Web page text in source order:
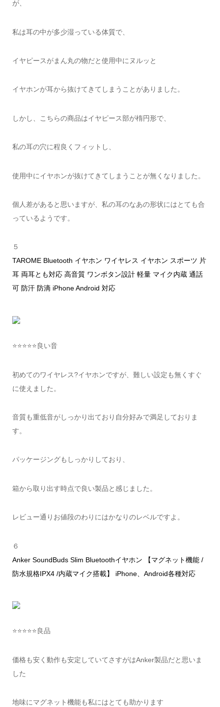
が、
私は耳の中が多少湿っている体質で、
イヤピースがまん丸の物だと使用中にヌルッと
イヤホンが耳から抜けてきてしまうことがありました。
しかし、こちらの商品はイヤピース部が楕円形で、
私の耳の穴に程良くフィットし、
使用中にイヤホンが抜けてきてしまうことが無くなりました。
個人差があると思いますが、私の耳のなあの形状にはとても合
っているようです。
５
TAROME Bluetooth イヤホン ワイヤレス イヤホン スポーツ 片
耳 両耳とも対応 高音質 ワンボタン設計 軽量 マイク内蔵 通話
可 防汗 防滴 iPhone Android 対応
⭐️⭐️⭐️⭐️⭐️良い音
初めてのワイヤレス?イヤホンですが、難しい設定も無くすぐ
に使えました。
音質も重低音がしっかり出ており自分好みで満足しておりま
す。
パッケージングもしっかりしており、
箱から取り出す時点で良い製品と感じました。
レビュー通りお値段のわりにはかなりのレベルですよ。
６
Anker SoundBuds Slim Bluetoothイヤホン 【マグネット機能 /
防水規格IPX4 /内蔵マイク搭載】 iPhone、Android各種対応
⭐️⭐️⭐️⭐️⭐️良品
価格も安く動作も安定していてさすがはAnker製品だと思いま
した
地味にマグネット機能も私にはとても助かります